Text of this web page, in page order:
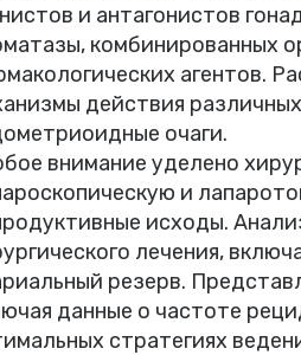
и антагонистов
комбинированных
агентов.
действия
очаги.
внимание уделено
и
исходы.
лечения,
резерв.
данные о частоте
стратегиях